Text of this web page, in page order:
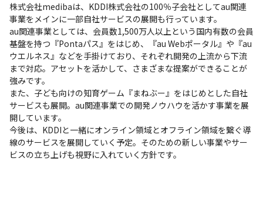
株式会社medibaは、KDDI株式会社の100％子会社としてau関連
事業をメインに一部自社サービスの展開も行っています。
au関連事業としては、会員数1,500万人以上という国内有数の会員
基盤を持つ『Pontaパス』をはじめ、『au Webポータル』や『au
ウエルネス』などを手掛けており、それぞれ開発の上流から下流
まで対応。アセットを活かして、さまざまな提案ができることが
強みです。
また、子ども向けの知育ゲーム『まねぶー』をはじめとした自社
サービスも展開。au関連事業での開発ノウハウを活かす事業を展
開しています。
今後は、KDDIと一緒にオンライン領域とオフライン領域を繋ぐ導
線のサービスを展開していく予定。そのための新しい事業やサー
ビスの立ち上げも視野に入れていく方針です。